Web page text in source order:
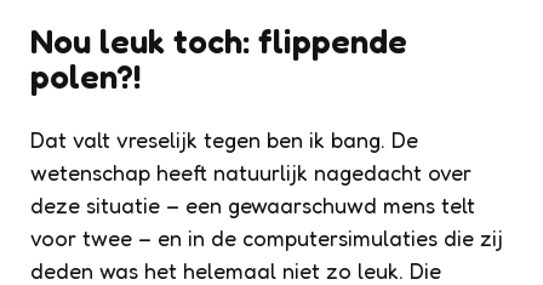
Nou leuk toch: flippende
polen?!
Dat valt vreselijk tegen ben ik bang. De
wetenschap heeft natuurlijk nagedacht over
deze situatie – een gewaarschuwd mens telt
voor twee – en in de computersimulaties die zij
deden was het helemaal niet zo leuk. Die